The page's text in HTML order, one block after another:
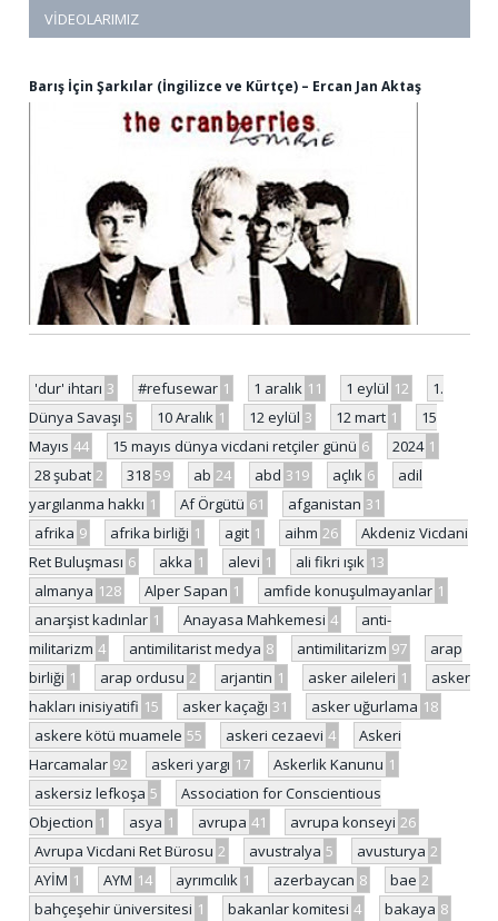
VIDEOLARIMIZ
Barış İçin Şarkılar (İngilizce ve Kürtçe) – Ercan Jan Aktaş
'dur' ihtarı 3 #refusewar 1 1 aralık 11 1 eylül 12
1.
Dünya Savaşı 5 10 Aralık 1 12 eylül 3 12 mart 1
15
Mayıs 44 15 mayıs dünya vicdani retçiler günü 6 2024 1
28 şubat 2 318 59 ab 24 abd 319 açlık 6
adil
yargılanma hakkı 1 Af Örgütü 61 afganistan 31
afrika 9 afrika birliği 1 agit 1 aihm 26
Akdeniz Vicdani
Ret Buluşması 6 akka 1 alevi 1 ali fikri ışık 13
almanya 128 Alper Sapan 1 amfide konuşulmayanlar 1
anarşist kadınlar 1 Anayasa Mahkemesi 4
anti-
militarizm 4 antimilitarist medya 8 antimilitarizm 97
arap
birliği 1 arap ordusu 2 arjantin 1 asker aileleri 1
asker
hakları inisiyatifi 15 asker kaçağı 31 asker uğurlama 18
askere kötü muamele 55 askeri cezaevi 4
Askeri
Harcamalar 92 askeri yargı 17 Askerlik Kanunu 1
askersiz lefkoşa 5
Association for Conscientious
Objection 1 asya 1 avrupa 41 avrupa konseyi 26
Avrupa Vicdani Ret Bürosu 2 avustralya 5 avusturya 2
AYİM 1 AYM 14 ayrımcılık 1 azerbaycan 8 bae 2
bahçeşehir üniversitesi 1 bakanlar komitesi 4 bakaya 8